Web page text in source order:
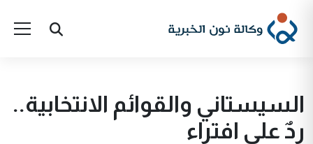
السيستاني والقوائم الانتخابية..
ردٌ على افتراء